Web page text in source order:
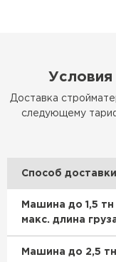
Условия
Доставка
следующему
Способ доставки
Машина до 1,5 тн
макс. длина
Машина до 2,5